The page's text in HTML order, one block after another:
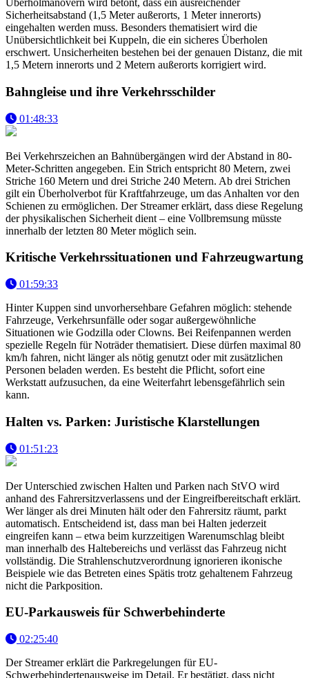
Überholmanövern wird betont, dass ein ausreichender
Sicherheitsabstand (1,5 Meter außerorts, 1 Meter innerorts)
eingehalten werden muss. Besonders thematisiert wird die
Unübersichtlichkeit bei Kuppeln, die ein sicheres Überholen
erschwert. Unsicherheiten bestehen bei der genauen Distanz, die mit
1,5 Metern innerorts und 2 Metern außerorts korrigiert wird.
Bahngleise und ihre Verkehrsschilder
01:48:33
Bei Verkehrszeichen an Bahnübergängen wird der Abstand in 80-
Meter-Schritten angegeben. Ein Strich entspricht 80 Metern, zwei
Striche 160 Metern und drei Striche 240 Metern. Ab drei Strichen
gilt ein Überholverbot für Kraftfahrzeuge, um das Anhalten vor den
Schienen zu ermöglichen. Der Streamer erklärt, dass diese Regelung
der physikalischen Sicherheit dient – eine Vollbremsung müsste
innerhalb der letzten 80 Meter möglich sein.
Kritische Verkehrssituationen und Fahrzeugwartung
01:59:33
Hinter Kuppen sind unvorhersehbare Gefahren möglich: stehende
Fahrzeuge, Verkehrsunfälle oder sogar außergewöhnliche
Situationen wie Godzilla oder Clowns. Bei Reifenpannen werden
spezielle Regeln für Noträder thematisiert. Diese dürfen maximal 80
km/h fahren, nicht länger als nötig genutzt oder mit zusätzlichen
Personen beladen werden. Es besteht die Pflicht, sofort eine
Werkstatt aufzusuchen, da eine Weiterfahrt lebensgefährlich sein
kann.
Halten vs. Parken: Juristische Klarstellungen
01:51:23
Der Unterschied zwischen Halten und Parken nach StVO wird
anhand des Fahrersitzverlassens und der Eingreifbereitschaft erklärt.
Wer länger als drei Minuten hält oder den Fahrersitz räumt, parkt
automatisch. Entscheidend ist, dass man bei Halten jederzeit
eingreifen kann – etwa beim kurzzeitigen Warenumschlag bleibt
man innerhalb des Haltebereichs und verlässt das Fahrzeug nicht
vollständig. Die Strahlenschutzverordnung ignorieren ikonische
Beispiele wie das Betreten eines Spätis trotz gehaltenem Fahrzeug
nicht die Parkposition.
EU-Parkausweis für Schwerbehinderte
02:25:40
Der Streamer erklärt die Parkregelungen für EU-
Schwerbehindertenausweise im Detail. Er bestätigt, dass nicht